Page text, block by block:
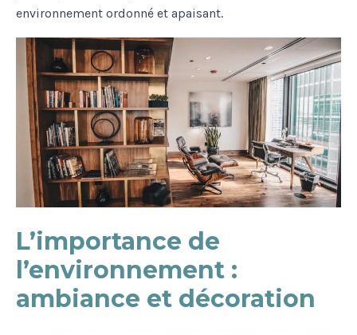
environnement ordonné et apaisant.
L’importance de
l’environnement :
ambiance et décoration